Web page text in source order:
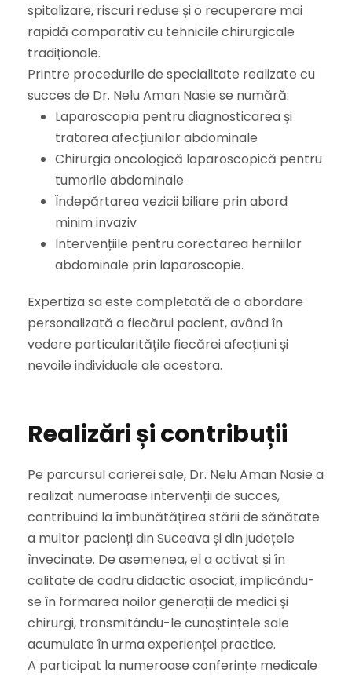
spitalizare, riscuri reduse și o recuperare mai
rapidă comparativ cu tehnicile chirurgicale
tradiționale.
Printre procedurile de specialitate realizate cu
succes de Dr. Nelu Aman Nasie se numără:
Laparoscopia pentru diagnosticarea și
tratarea afecțiunilor abdominale
Chirurgia oncologică laparoscopică pentru
tumorile abdominale
Îndepărtarea vezicii biliare prin abord
minim invaziv
Intervențiile pentru corectarea herniilor
abdominale prin laparoscopie.
Expertiza sa este completată de o abordare
personalizată a fiecărui pacient, având în
vedere particularitățile fiecărei afecțiuni și
nevoile individuale ale acestora.
Realizări și contribuții
Pe parcursul carierei sale, Dr. Nelu Aman Nasie a
realizat numeroase intervenții de succes,
contribuind la îmbunătățirea stării de sănătate
a multor pacienți din Suceava și din județele
învecinate. De asemenea, el a activat și în
calitate de cadru didactic asociat, implicându-
se în formarea noilor generații de medici și
chirurgi, transmitându-le cunoștințele sale
acumulate în urma experienței practice.
A participat la numeroase conferințe medicale